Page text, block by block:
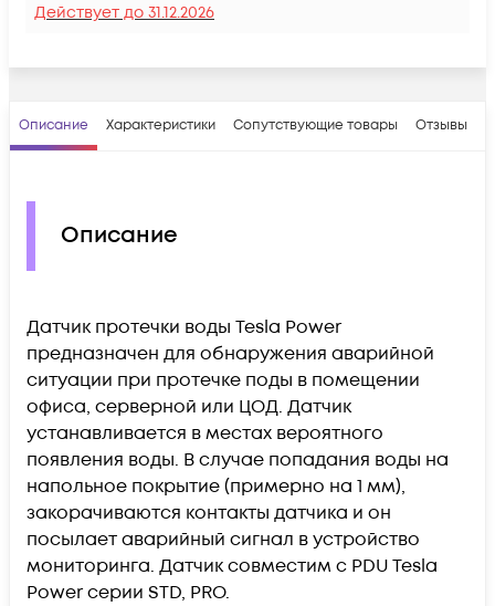
Действует до 31.12.2026
Описание Характеристики Сопутствующие товары Отзывы
Описание
Датчик протечки воды Tesla Power
предназначен для обнаружения аварийной
ситуации при протечке поды в помещении
офиса, серверной или ЦОД. Датчик
устанавливается в местах вероятного
появления воды. В случае попадания воды на
напольное покрытие (примерно на 1 мм),
закорачиваются контакты датчика и он
посылает аварийный сигнал в устройство
мониторинга. Датчик совместим с PDU Tesla
Power серии STD, PRO.